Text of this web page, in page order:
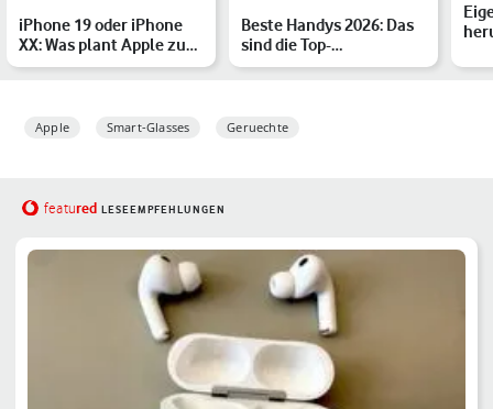
iPhone 19 oder iPhone
XX: Was plant Apple zum
Jubiläum 2027?
Beste Handys 2026: Das
sind die Top-
Smartphones des Jahres
Apple Smart-Glasses Geruechte
featured LESEEMPFEHLUNGEN